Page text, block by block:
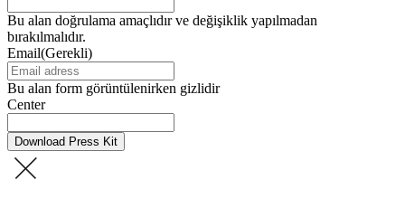
Bu alan doğrulama amaçlıdır ve değişiklik yapılmadan
bırakılmalıdır.
Email(Gerekli)
Bu alan form görüntülenirken gizlidir
Center
Download Press Kit